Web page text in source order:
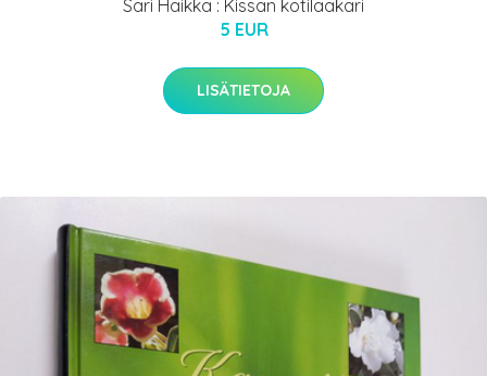
Sari Haikka : Kissan kotilääkäri
5 EUR
LISÄTIETOJA